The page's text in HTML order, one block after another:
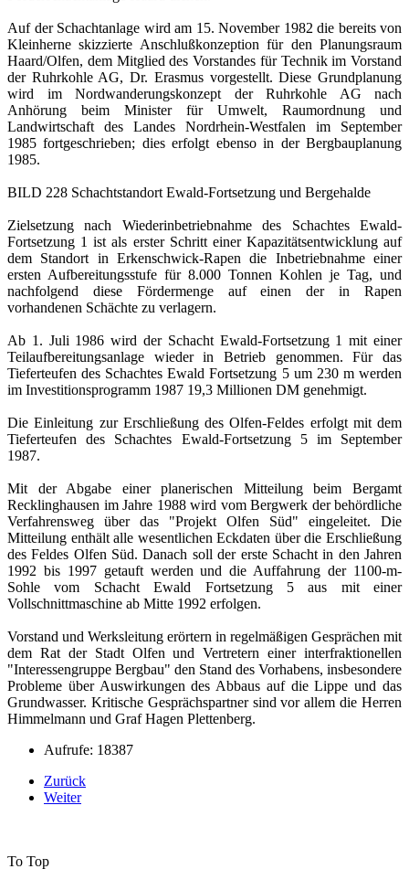
Auf der Schachtanlage wird am 15. November 1982 die bereits von
Kleinherne skizzierte Anschlußkonzeption für den Planungsraum
Haard/Olfen, dem Mitglied des Vorstandes für Technik im Vorstand
der Ruhrkohle AG, Dr. Erasmus vorgestellt. Diese Grundplanung
wird im Nordwanderungskonzept der Ruhrkohle AG nach
Anhörung beim Minister für Umwelt, Raumordnung und
Landwirtschaft des Landes Nordrhein-Westfalen im September
1985 fortgeschrieben; dies erfolgt ebenso in der Bergbauplanung
1985.
BILD 228 Schachtstandort Ewald-Fortsetzung und Bergehalde
Zielsetzung nach Wiederinbetriebnahme des Schachtes Ewald-
Fortsetzung 1 ist als erster Schritt einer Kapazitätsentwicklung auf
dem Standort in Erkenschwick-Rapen die Inbetriebnahme einer
ersten Aufbereitungsstufe für 8.000 Tonnen Kohlen je Tag, und
nachfolgend diese Fördermenge auf einen der in Rapen
vorhandenen Schächte zu verlagern.
Ab 1. Juli 1986 wird der Schacht Ewald-Fortsetzung 1 mit einer
Teilaufbereitungsanlage wieder in Betrieb genommen. Für das
Tieferteufen des Schachtes Ewald Fortsetzung 5 um 230 m werden
im Investitionsprogramm 1987 19,3 Millionen DM genehmigt.
Die Einleitung zur Erschließung des Olfen-Feldes erfolgt mit dem
Tieferteufen des Schachtes Ewald-Fortsetzung 5 im September
1987.
Mit der Abgabe einer planerischen Mitteilung beim Bergamt
Recklinghausen im Jahre 1988 wird vom Bergwerk der behördliche
Verfahrensweg über das "Projekt Olfen Süd" eingeleitet. Die
Mitteilung enthält alle wesentlichen Eckdaten über die Erschließung
des Feldes Olfen Süd. Danach soll der erste Schacht in den Jahren
1992 bis 1997 getauft werden und die Auffahrung der 1100-m-
Sohle vom Schacht Ewald Fortsetzung 5 aus mit einer
Vollschnittmaschine ab Mitte 1992 erfolgen.
Vorstand und Werksleitung erörtern in regelmäßigen Gesprächen mit
dem Rat der Stadt Olfen und Vertretern einer interfraktionellen
"Interessengruppe Bergbau" den Stand des Vorhabens, insbesondere
Probleme über Auswirkungen des Abbaus auf die Lippe und das
Grundwasser. Kritische Gesprächspartner sind vor allem die Herren
Himmelmann und Graf Hagen Plettenberg.
Aufrufe: 18387
Zurück
Weiter
To Top